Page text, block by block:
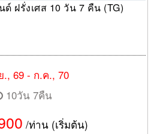
ฝรั่งเศส 10 วัน 7 คืน (TG)
., 69 - ก.ค., 70
10วัน 7คืน
/ท่าน (เริ่มต้น)